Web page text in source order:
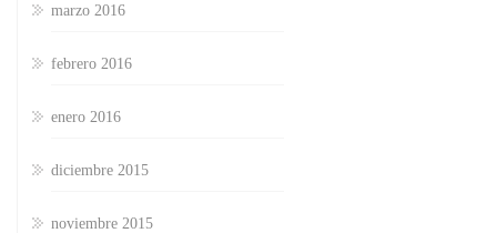
marzo 2016
febrero 2016
enero 2016
diciembre 2015
noviembre 2015